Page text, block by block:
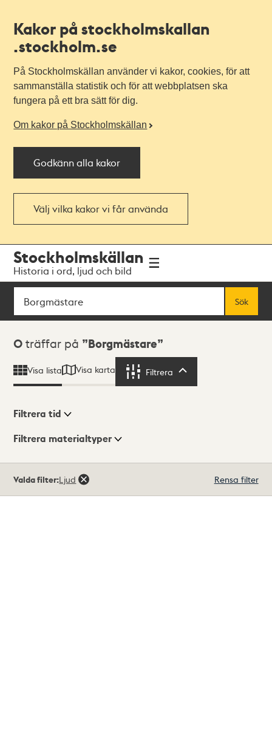
Kakor på stockholmskallan
.stockholm.se
På Stockholmskällan använder vi kakor, cookies, för att
sammanställa statistik och för att webbplatsen ska
fungera på ett bra sätt för dig.
Om kakor på Stockholmskällan
Godkänn alla kakor
Välj vilka kakor vi får använda
navigationen
huvudinnehållet
Stockholmskällan
Historia i ord, ljud och bild
Sök
Sök
Sökresultat
0 träffar på Borgmästare
Visa lista Visa karta Filtrera
Visningsläge
Filtrera tid
Filtrera materialtyper
träffar
Valda filter:Ljud Rensa filter